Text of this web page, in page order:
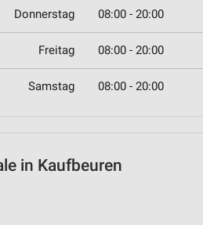
Donnerstag 08:00 - 20:00
Freitag 08:00 - 20:00
Samstag 08:00 - 20:00
in Kaufbeuren